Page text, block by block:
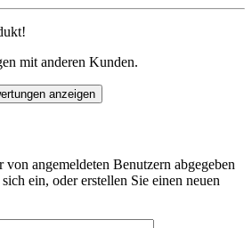
mit anderen Kunden.
anzeigen
angemeldeten Benutzern abgegeben
ein, oder erstellen Sie einen neuen